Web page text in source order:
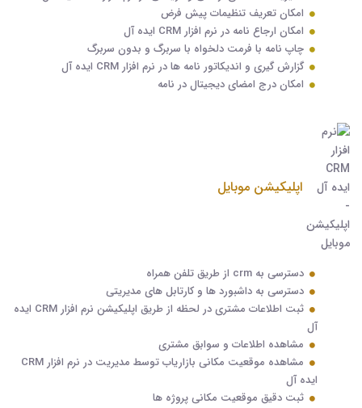
امکان تعریف تنظیمات پیش فرض
امکان ارجاع نامه در نرم افزار CRM ایده آل
چاپ نامه با فرمت دلخواه با سربرگ و بدون سربرگ
گزارش گیری و اندیکاتور نامه ها در نرم افزار CRM ایده آل
امکان درج امضای دیجیتال در نامه
اپلیکیشن موبایل
دسترسی به crm از طریق تلفن همراه
دسترسی به داشبورد ها و کارتابل های مدیریتی
ثبت اطلاعات مشتری در لحظه از طریق اپلیکیشن نرم افزار CRM ایده
آل
مشاهده اطلاعات و سوابق مشتری
مشاهده موقعیت مکانی بازاریاب توسط مدیریت در نرم افزار CRM
ایده آل
ثبت دقیق موقعیت مکانی پروژه ها